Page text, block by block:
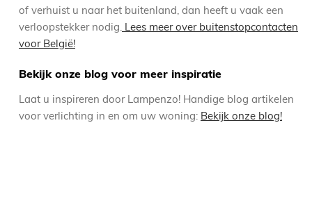
of verhuist u naar het buitenland, dan heeft u vaak een
verloopstekker nodig. Lees meer over buitenstopcontacten
voor België!
Bekijk onze blog voor meer inspiratie
Laat u inspireren door Lampenzo! Handige blog artikelen
voor verlichting in en om uw woning: Bekijk onze blog!